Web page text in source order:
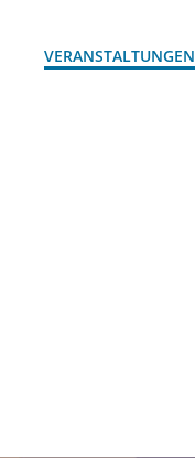
VERANSTALTUNGEN